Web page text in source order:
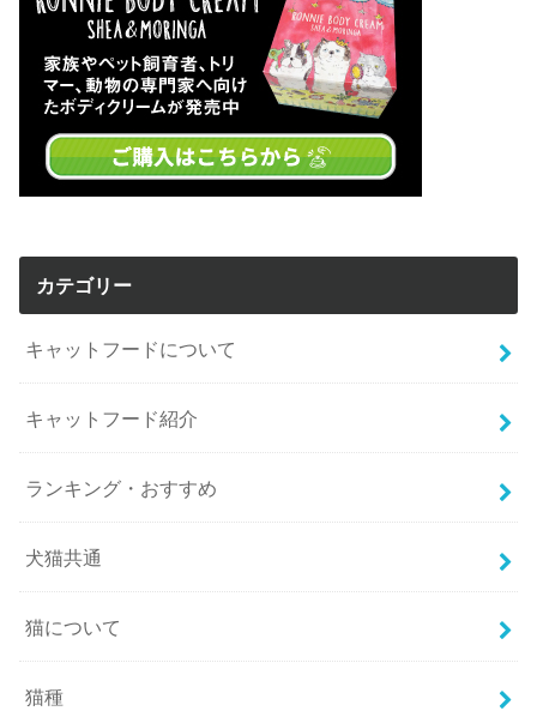
カテゴリー
キャットフードについて
キャットフード紹介
ランキング・おすすめ
犬猫共通
猫について
猫種